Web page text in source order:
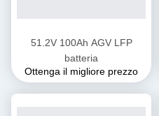
51.2V 100Ah AGV LFP
batteria
Ottenga il migliore prezzo